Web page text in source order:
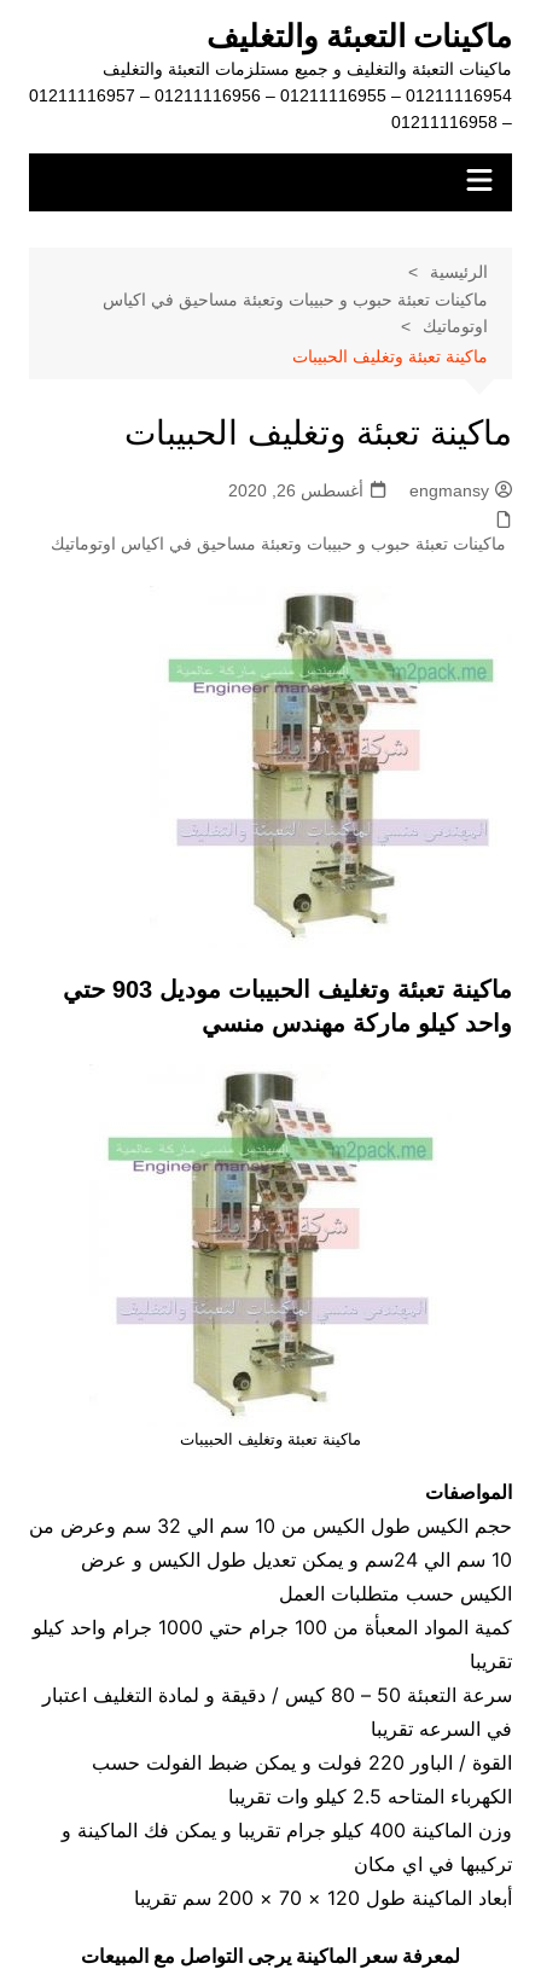
المحتوى
ماكينات التعبئة والتغليف
ماكينات التعبئة والتغليف و جميع مستلزمات التعبئة والتغليف
01211116954 – 01211116955 – 01211116956 – 01211116957
– 01211116958
الرئيسية
ماكينات تعبئة حبوب و حبيبات وتعبئة مساحيق في اكياس
اوتوماتيك
ماكينة تعبئة وتغليف الحبيبات
ماكينة تعبئة وتغليف الحبيبات
engmansy أغسطس 26, 2020
ماكينات تعبئة حبوب و حبيبات وتعبئة مساحيق في اكياس اوتوماتيك
ماكينة تعبئة وتغليف الحبيبات موديل 903 حتي
واحد كيلو ماركة مهندس منسي
ماكينة تعبئة وتغليف الحبيبات
المواصفات
حجم الكيس طول الكيس من 10 سم الي 32 سم وعرض من
10 سم الي 24سم و يمكن تعديل طول الكيس و عرض
الكيس حسب متطلبات العمل
كمية المواد المعبأة من 100 جرام حتي 1000 جرام واحد كيلو
تقريبا
سرعة التعبئة 50 – 80 كيس / دقيقة و لمادة التغليف اعتبار
في السرعه تقريبا
القوة / الباور 220 فولت و يمكن ضبط الفولت حسب
الكهرباء المتاحه 2.5 كيلو وات تقريبا
وزن الماكينة 400 كيلو جرام تقريبا و يمكن فك الماكينة و
تركيبها في اي مكان
أبعاد الماكينة طول 120 × 70 × 200 سم تقريبا
لمعرفة سعر الماكينة يرجى التواصل مع المبيعات